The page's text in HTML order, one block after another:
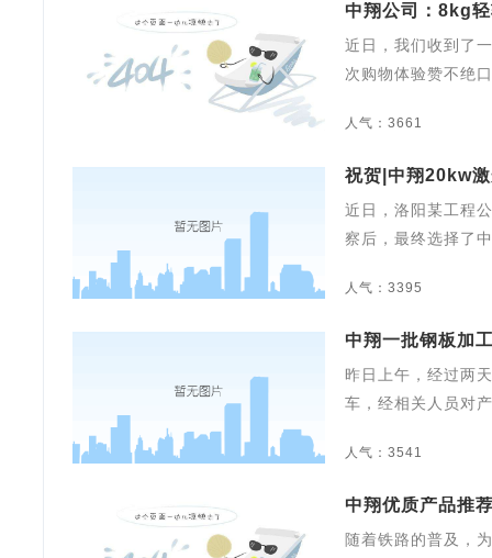
中翔公司：8kg
近日，我们收到了
次购物体验赞不绝
人气：3661
祝贺|中翔20kw
近日，洛阳某工程
察后，最终选择了
人气：3395
中翔一批钢板加
昨日上午，经过两
车，经相关人员对
人气：3541
中翔优质产品推
随着铁路的普及，